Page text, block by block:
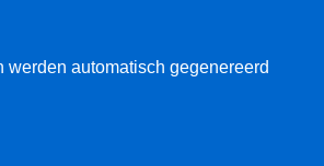
werden automatisch gegenereerd